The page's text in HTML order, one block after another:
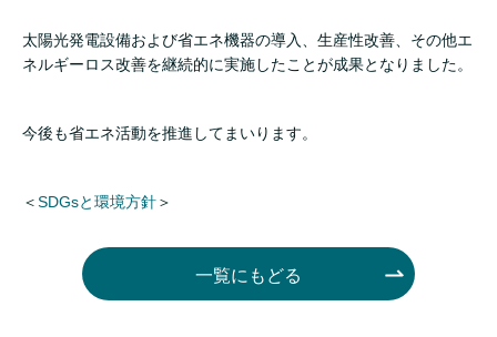
太陽光発電設備および省エネ機器の導入、生産性改善、その他エ
ネルギーロス改善を継続的に実施したことが成果となりました。
今後も省エネ活動を推進してまいります。
＜SDGsと環境方針＞
一覧にもどる